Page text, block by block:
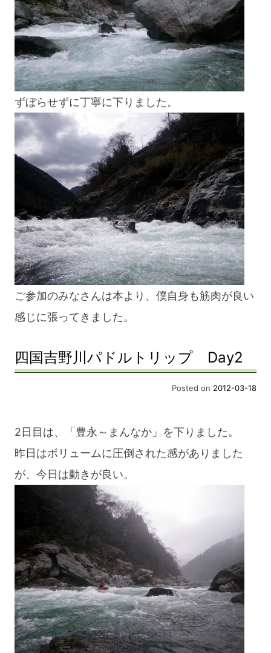
ずぼらせずに丁寧に下りました。
ご参加のみなさんは本より、僕自身も筋肉が良い
感じに張ってきました。
四国吉野川パドルトリップ Day2
Posted on 2012-03-18
2日目は、「豊永～まんなか」を下りました。
昨日はボリュームに圧倒された感がありました
が、今日は動きが良い。